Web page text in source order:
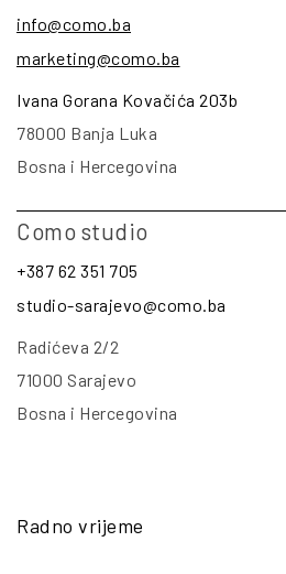
info@como.ba
marketing@como.ba
Ivana Gorana Kovačića 203b
78000 Banja Luka
Bosna i Hercegovina
Como studio
+387 62 351 705
studio-sarajevo@como.ba
Radićeva 2/2
71000 Sarajevo
Bosna i Hercegovina
Radno vrijeme